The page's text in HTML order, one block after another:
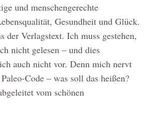
und menschengerechte
Gesundheit und Glück.
der Verlagstext. Ich muss gestehen,
nicht gelesen – und dies
auch nicht vor. Denn mich nervt
Code – was soll das heißen?
vom schönen